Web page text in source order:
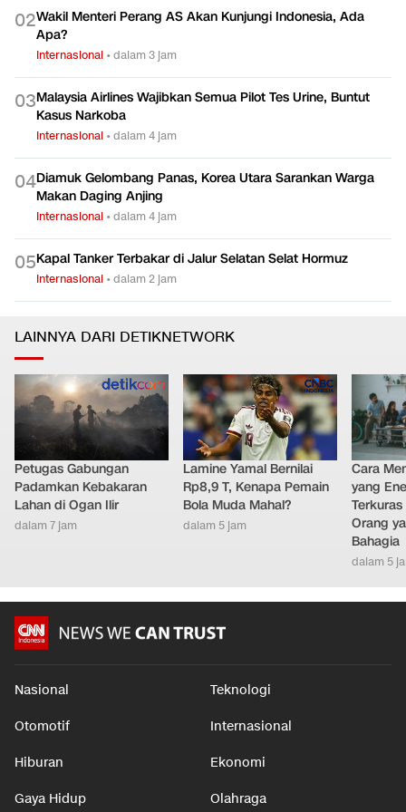
02Wakil Menteri Perang AS Akan Kunjungi Indonesia, Ada
Apa?
Internasional •dalam 3 jam
03Malaysia Airlines Wajibkan Semua Pilot Tes Urine, Buntut
Kasus Narkoba
Internasional •dalam 4 jam
04Diamuk Gelombang Panas, Korea Utara Sarankan Warga
Makan Daging Anjing
Internasional •dalam 4 jam
05Kapal Tanker Terbakar di Jalur Selatan Selat Hormuz
Internasional •dalam 2 jam
LAINNYA DARI DETIKNETWORK
Petugas Gabungan
Padamkan Kebakaran
Lahan di Ogan Ilir
dalam 7 jam
Lamine Yamal Bernilai
Rp8,9 T, Kenapa Pemain
Bola Muda Mahal?
dalam 5 jam
Cara
yang
Orang
Bahagia
dalam 5
Nasional Teknologi
Otomotif Internasional
Hiburan Ekonomi
Gaya Hidup Olahraga